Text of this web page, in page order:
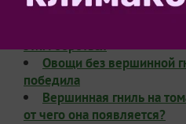
этим бороться
Овощи без вершинной
победила
Вершинная гниль на
от чего она появляется?